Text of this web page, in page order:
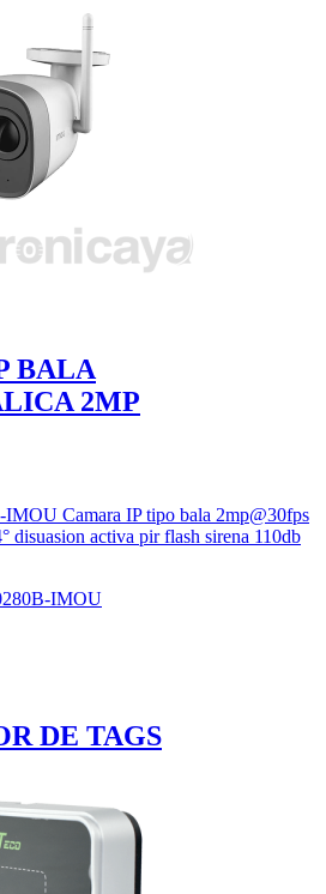
BALA
2MP
Camara IP tipo bala 2mp@30fps
disuasion activa pir flash sirena 110db
IMOU
DE TAGS